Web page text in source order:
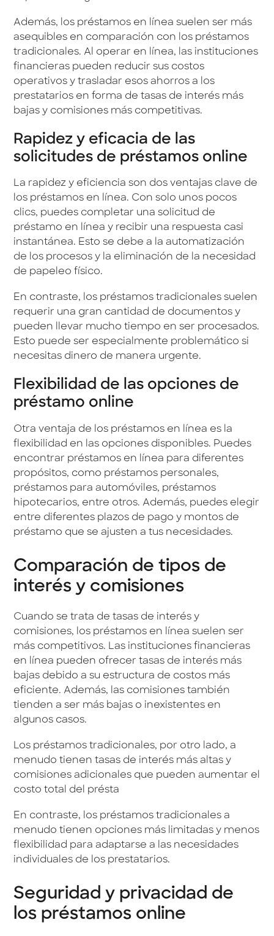
Además, los préstamos en línea suelen ser más
asequibles en comparación con los préstamos
tradicionales. Al operar en línea, las instituciones
financieras pueden reducir sus costos
operativos y trasladar esos ahorros a los
prestatarios en forma de tasas de interés más
bajas y comisiones más competitivas.
Rapidez y eficacia de las
solicitudes de préstamos online
La rapidez y eficiencia son dos ventajas clave de
los préstamos en línea. Con solo unos pocos
clics, puedes completar una solicitud de
préstamo en línea y recibir una respuesta casi
instantánea. Esto se debe a la automatización
de los procesos y la eliminación de la necesidad
de papeleo físico.
En contraste, los préstamos tradicionales suelen
requerir una gran cantidad de documentos y
pueden llevar mucho tiempo en ser procesados.
Esto puede ser especialmente problemático si
necesitas dinero de manera urgente.
Flexibilidad de las opciones de
préstamo online
Otra ventaja de los préstamos en línea es la
flexibilidad en las opciones disponibles. Puedes
encontrar préstamos en línea para diferentes
propósitos, como préstamos personales,
préstamos para automóviles, préstamos
hipotecarios, entre otros. Además, puedes elegir
entre diferentes plazos de pago y montos de
préstamo que se ajusten a tus necesidades.
Comparación de tipos de
interés y comisiones
Cuando se trata de tasas de interés y
comisiones, los préstamos en línea suelen ser
más competitivos. Las instituciones financieras
en línea pueden ofrecer tasas de interés más
bajas debido a su estructura de costos más
eficiente. Además, las comisiones también
tienden a ser más bajas o inexistentes en
algunos casos.
Los préstamos tradicionales, por otro lado, a
menudo tienen tasas de interés más altas y
comisiones adicionales que pueden aumentar el
costo total del présta
En contraste, los préstamos tradicionales a
menudo tienen opciones más limitadas y menos
flexibilidad para adaptarse a las necesidades
individuales de los prestatarios.
Seguridad y privacidad de
los préstamos online